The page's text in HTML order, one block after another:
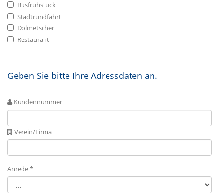
Busfrühstück
Stadtrundfahrt
Dolmetscher
Restaurant
Geben Sie bitte Ihre Adressdaten an.
Kundennummer
Verein/Firma
Anrede *